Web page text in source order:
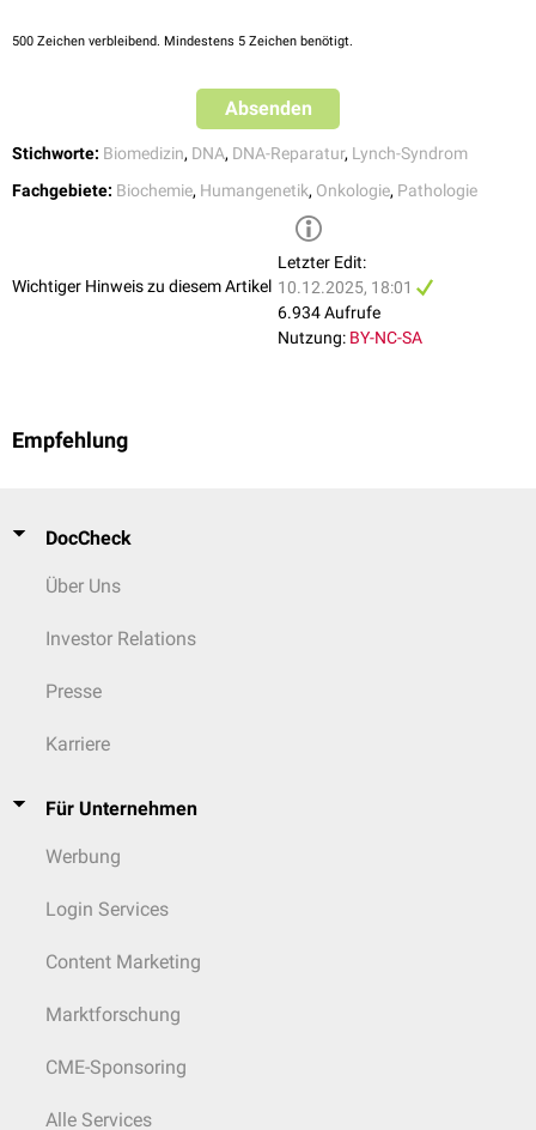
500 Zeichen verbleibend. Mindestens 5 Zeichen benötigt.
Absenden
Stichworte: Biomedizin, DNA, DNA-Reparatur, Lynch-Syndrom
Fachgebiete: Biochemie, Humangenetik, Onkologie, Pathologie
Wichtiger Hinweis zu diesem Artikel
Letzter Edit:
10.12.2025, 18:01
6.934 Aufrufe
Nutzung: BY-NC-SA
Empfehlung
DocCheck
Über Uns
Investor Relations
Presse
Karriere
Für Unternehmen
Werbung
Login Services
Content Marketing
Marktforschung
CME-Sponsoring
Alle Services